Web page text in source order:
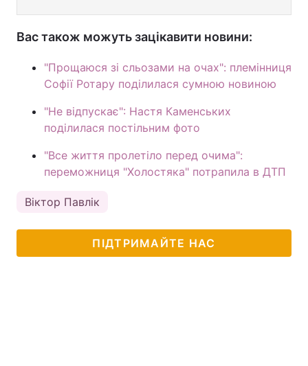
Вас також можуть зацікавити новини:
"Прощаюся зі сльозами на очах": племінниця
Софії Ротару поділилася сумною новиною
"Не відпускає": Настя Каменських
поділилася постільним фото
"Все життя пролетіло перед очима":
переможниця "Холостяка" потрапила в ДТП
Віктор Павлік
ПІДТРИМАЙТЕ НАС